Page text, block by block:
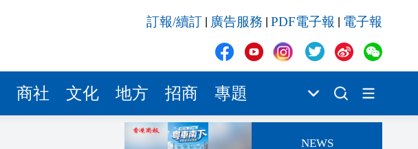
訂報/續訂 廣告服務 PDF電子報 電子報
商社 文化 地方 招商 專題
NEWS